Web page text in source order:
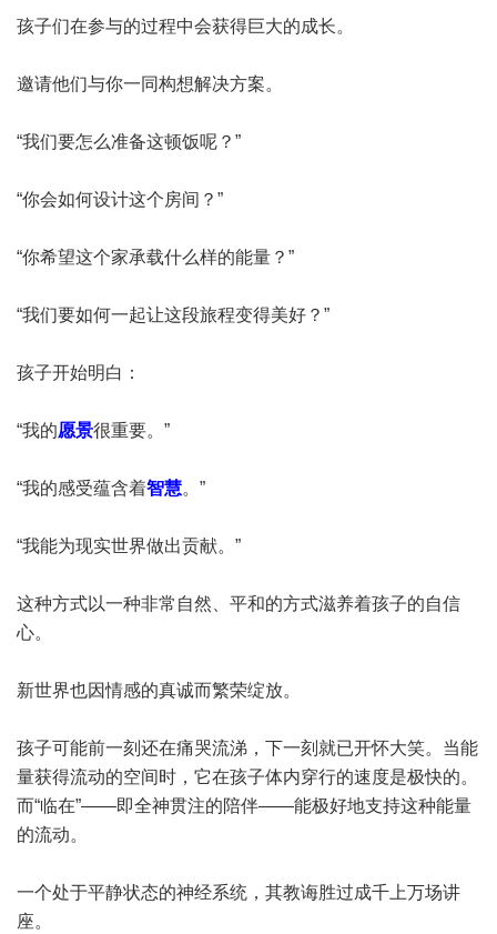
孩子们在参与的过程中会获得巨大的成长。
邀请他们与你一同构想解决方案。
“我们要怎么准备这顿饭呢？”
“你会如何设计这个房间？”
“你希望这个家承载什么样的能量？”
“我们要如何一起让这段旅程变得美好？”
孩子开始明白：
“我的愿景很重要。”
“我的感受蕴含着智慧。”
“我能为现实世界做出贡献。”
这种方式以一种非常自然、平和的方式滋养着孩子的自信
心。
新世界也因情感的真诚而繁荣绽放。
孩子可能前一刻还在痛哭流涕，下一刻就已开怀大笑。当能
量获得流动的空间时，它在孩子体内穿行的速度是极快的。
而“临在”——即全神贯注的陪伴——能极好地支持这种能量
的流动。
一个处于平静状态的神经系统，其教诲胜过成千上万场讲
座。